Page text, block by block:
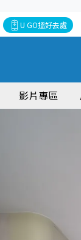
U GO搵好去處
影片專區